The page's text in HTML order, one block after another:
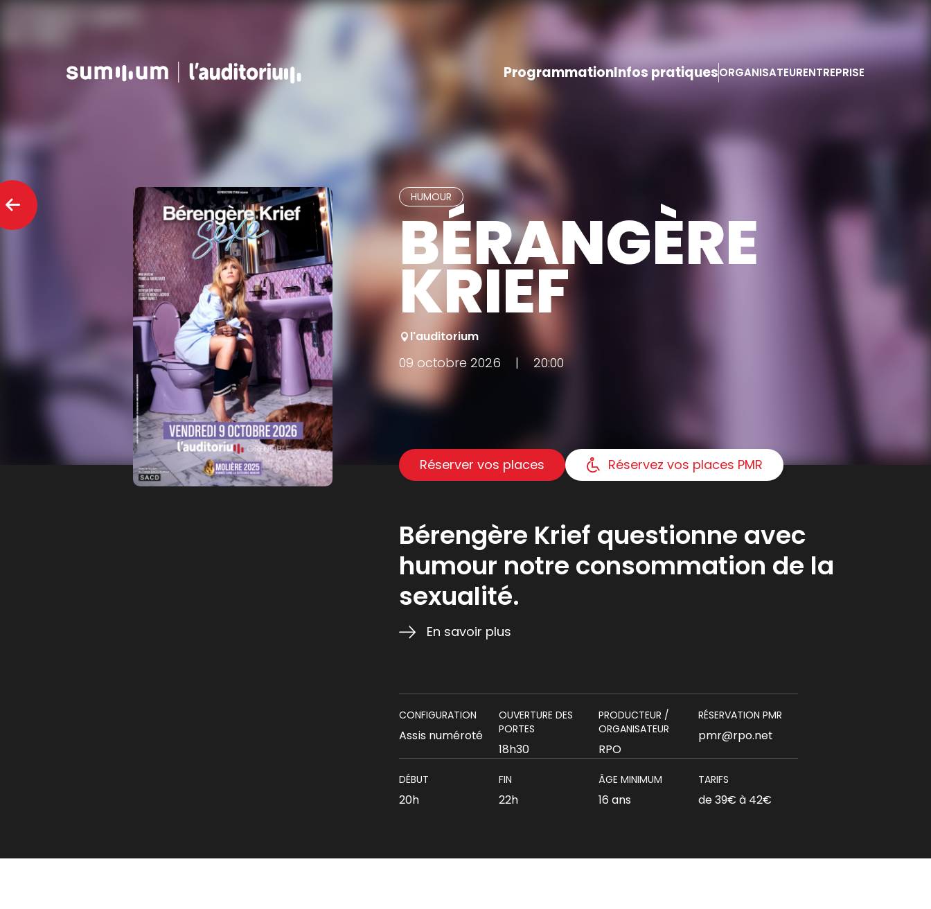
ProgrammationInfos pratiquesORGANISATEURENTREPRISE
HUMOUR
BÉRANGÈRE
KRIEF
l'auditorium
09 octobre 2026 | 20:00
Réserver vos places Réservez vos places PMR
Bérengère Krief questionne avec
humour notre consommation de la
sexualité.
En savoir plus
CONFIGURATION
Assis numéroté
OUVERTURE DES
PORTES
18h30
PRODUCTEUR /
ORGANISATEUR
RPO
RÉSERVATION PMR
pmr@rpo.net
DÉBUT
20h
FIN
22h
ÂGE MINIMUM
16 ans
TARIFS
de 39€ à 42€